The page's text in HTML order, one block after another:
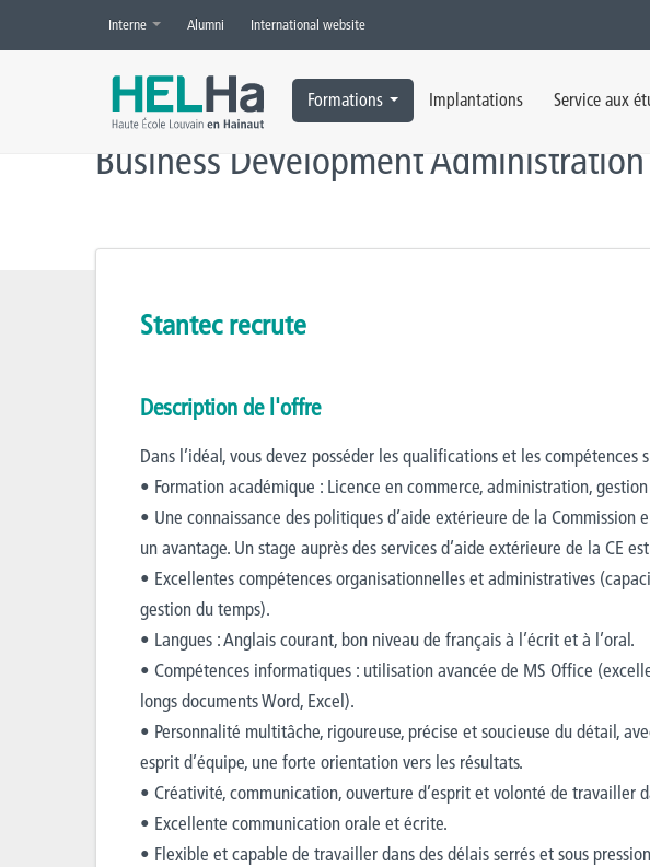
Interne Alumni International website
Formations Implantations Service aux
Accueil » Offres d’emploi » Business Development Administration Trainee
Business Development Administration
Stantec recrute
Description de l'offre
Dans l’idéal, vous devez posséder les qualifications et les compétences
• Formation académique : Licence en commerce, administration,
• Une connaissance des politiques d’aide extérieure de la Commission
un avantage. Un stage auprès des services d’aide extérieure de la CE
• Excellentes compétences organisationnelles et administratives
gestion du temps).
• Langues : Anglais courant, bon niveau de français à l’écrit et à l’oral.
• Compétences informatiques : utilisation avancée de MS Office
longs documents Word, Excel).
• Personnalité multitâche, rigoureuse, précise et soucieuse du détail,
esprit d’équipe, une forte orientation vers les résultats.
• Créativité, communication, ouverture d’esprit et volonté de travailler
• Excellente communication orale et écrite.
• Flexible et capable de travailler dans des délais serrés et sous